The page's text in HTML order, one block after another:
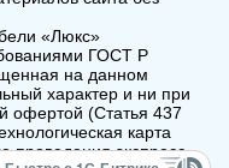
«Люкс»
ГОСТ Р
на данном
характер и ни при
офертой (Статья 437
карта
проведения экспресс-